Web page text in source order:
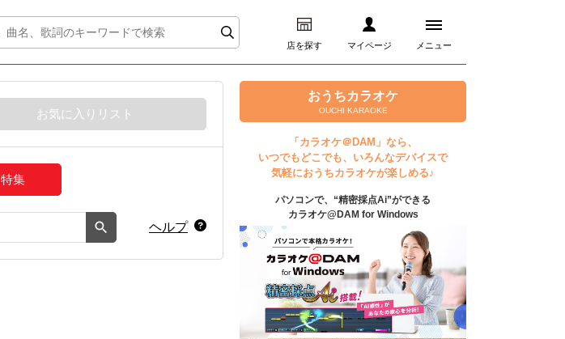
店を探す マイページ メニュー
ログイン
マイページ
プレミアムサービス
DAM★とも動画
DAM★とも録音
カラオケ＠DAM
ユーザー検索
お気に入りリスト
特集
ヘルプ
おうちカラオケ
OUCHI KARAOKE
「カラオケ＠DAM」なら、
いつでもどこでも、いろんなデバイスで
気軽におうちカラオケが楽しめる♪
パソコンで、“精密採点Ai”ができる
カラオケ@DAM for Windows